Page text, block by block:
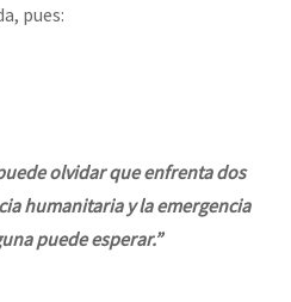
pues:
olvidar que enfrenta dos
humanitaria y la emergencia
puede esperar.”